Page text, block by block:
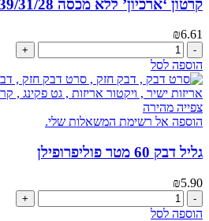
מחוזק
חום
50/30/35
קרטון ‘ארכיון’ ללא מכסה 39/31/28
₪6.61
כמות
של
קרטון
'ארכיון'
ללא
מכסה
הוספה לסל
צפייה מהירה
הוספה אל רשימת המשאלות שלי.
גליל דבק 60 מטר פוליפרופילן
₪5.90
כמות
של
הוספה לסל